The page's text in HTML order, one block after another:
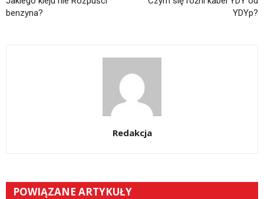
benzyna?
YDYp?
Redakcja
POWIĄZANE ARTYKUŁY